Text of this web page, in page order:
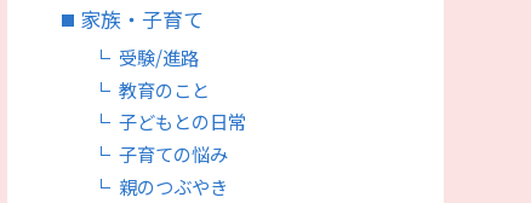
家族・子育て
受験/進路
教育のこと
子どもとの日常
子育ての悩み
親のつぶやき